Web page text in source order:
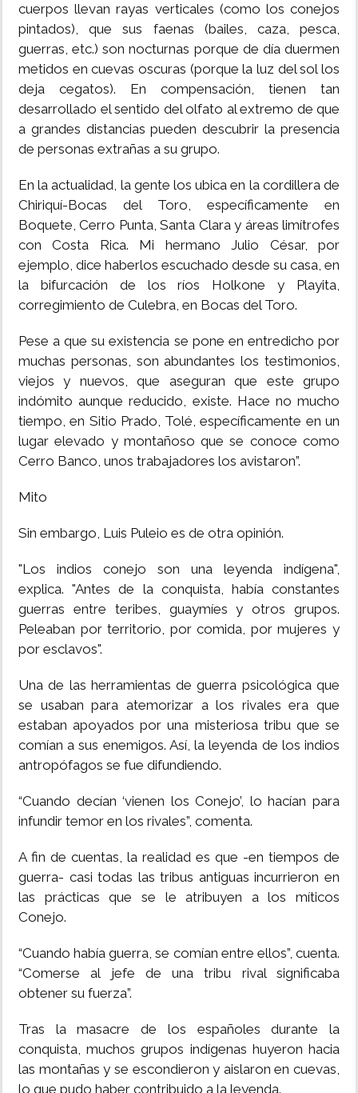
cuerpos llevan rayas verticales (como los conejos
pintados), que sus faenas (bailes, caza, pesca,
guerras, etc.) son nocturnas porque de día duermen
metidos en cuevas oscuras (porque la luz del sol los
deja cegatos). En compensación, tienen tan
desarrollado el sentido del olfato al extremo de que
a grandes distancias pueden descubrir la presencia
de personas extrañas a su grupo.
En la actualidad, la gente los ubica en la cordillera de
Chiriquí-Bocas del Toro, específicamente en
Boquete, Cerro Punta, Santa Clara y áreas limítrofes
con Costa Rica. Mi hermano Julio César, por
ejemplo, dice haberlos escuchado desde su casa, en
la bifurcación de los ríos Holkone y Playita,
corregimiento de Culebra, en Bocas del Toro.
Pese a que su existencia se pone en entredicho por
muchas personas, son abundantes los testimonios,
viejos y nuevos, que aseguran que este grupo
indómito aunque reducido, existe. Hace no mucho
tiempo, en Sitio Prado, Tolé, específicamente en un
lugar elevado y montañoso que se conoce como
Cerro Banco, unos trabajadores los avistaron”.
Mito
Sin embargo, Luis Puleio es de otra opinión.
"Los indios conejo son una leyenda indígena",
explica. "Antes de la conquista, había constantes
guerras entre teribes, guaymíes y otros grupos.
Peleaban por territorio, por comida, por mujeres y
por esclavos".
Una de las herramientas de guerra psicológica que
se usaban para atemorizar a los rivales era que
estaban apoyados por una misteriosa tribu que se
comían a sus enemigos. Así, la leyenda de los indios
antropófagos se fue difundiendo.
“Cuando decían ‘vienen los Conejo’, lo hacían para
infundir temor en los rivales”, comenta.
A fin de cuentas, la realidad es que -en tiempos de
guerra- casi todas las tribus antiguas incurrieron en
las prácticas que se le atribuyen a los míticos
Conejo.
“Cuando había guerra, se comían entre ellos”, cuenta.
“Comerse al jefe de una tribu rival significaba
obtener su fuerza”.
Tras la masacre de los españoles durante la
conquista, muchos grupos indígenas huyeron hacia
las montañas y se escondieron y aislaron en cuevas,
lo que pudo haber contribuido a la leyenda.